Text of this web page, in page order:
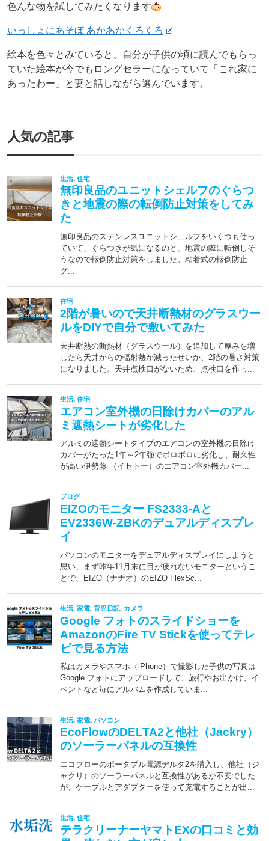
色んな物を試してみたくなります
いっしょにあそぼ あかあかくろくろ
絵本を色々とみていると、自分が子供の頃に読んでもらっ
ていた絵本が今でもロングセラーになっていて「これ家に
あったわー」と妻と話しながら選んでいます。
人気の記事